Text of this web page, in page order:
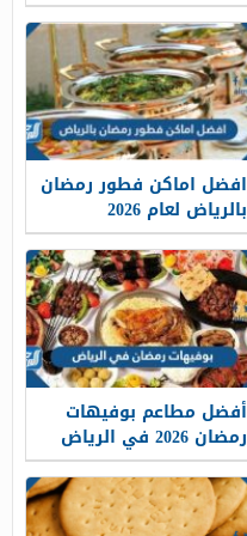
افضل اماكن فطور رمضان
بالرياض لعام 2026
أفضل مطاعم بوفيهات
رمضان 2026 في الرياض